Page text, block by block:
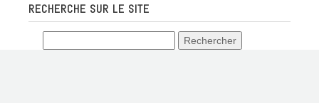
RECHERCHE SUR LE SITE